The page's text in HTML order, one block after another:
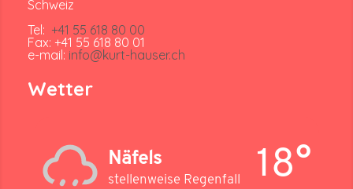
Schweiz
Tel: +41 55 618 80 00
Fax: +41 55 618 80 01
e-mail: info@kurt-hauser.ch
Wetter
Näfels
stellenweise Regenfall 18°